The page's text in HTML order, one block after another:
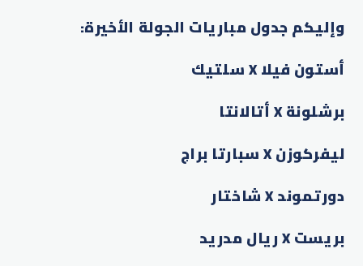
وإليكم جدول مباريات الجولة الأخيرة:
أستون فيلا X سلتيك
برشلونة X أتالانتا
ليفركوزن X سبارتا براج
دورتموند X شاختار
بريست X ريال مدريد